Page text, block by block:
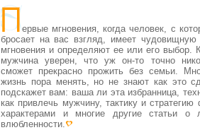
ервые мгновения, когда человек, с
бросает на вас взгляд, имеет чудовищную
мгновения и определяют ее или его
мужчина уверен, что уж он-то точно
сможет прекрасно прожить без семьи.
жизнь пора менять, но не знают как это
подскажет вам: ваша ли эта избранница,
как привлечь мужчину, тактику и стратегию
характерами и многие другие статьи о
влюбленности.